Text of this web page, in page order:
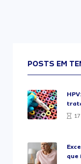
POSTS EM
que